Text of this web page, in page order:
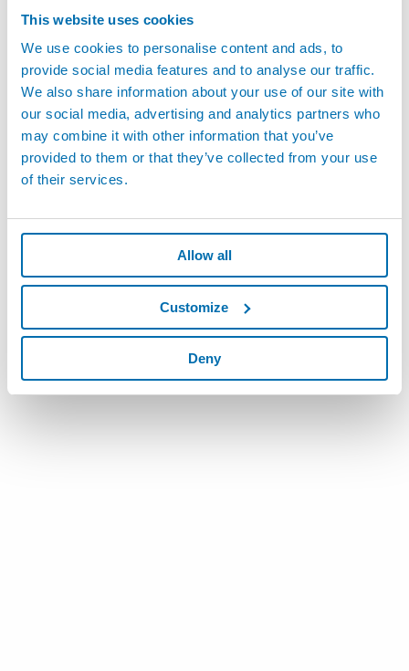
This website uses cookies
We use cookies to personalise content and ads, to
provide social media features and to analyse our traffic.
We also share information about your use of our site with
our social media, advertising and analytics partners who
may combine it with other information that you’ve
provided to them or that they’ve collected from your use
of their services.
Allow all
Customize
Deny
GEMCPU - Système de surveillance de l'outil et du
processus